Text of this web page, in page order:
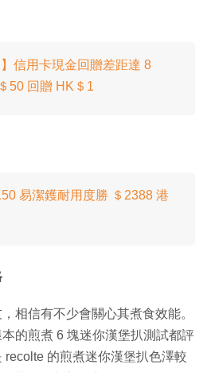
信用卡現金回贈差距達 8
50 回贈 HK＄1
易潔鑊耐用度勝 ＄2388 港
相信有不少會關心其煮食效能。
的煎煮 6 塊迷你漢堡扒測試都評
recolte 的煎煮迷你漢堡扒色澤較